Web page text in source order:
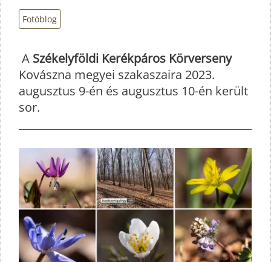
Fotóblog
A Székelyföldi Kerékpáros Körverseny
Kovászna megyei szakaszaira 2023.
augusztus 9-én és augusztus 10-én került
sor.